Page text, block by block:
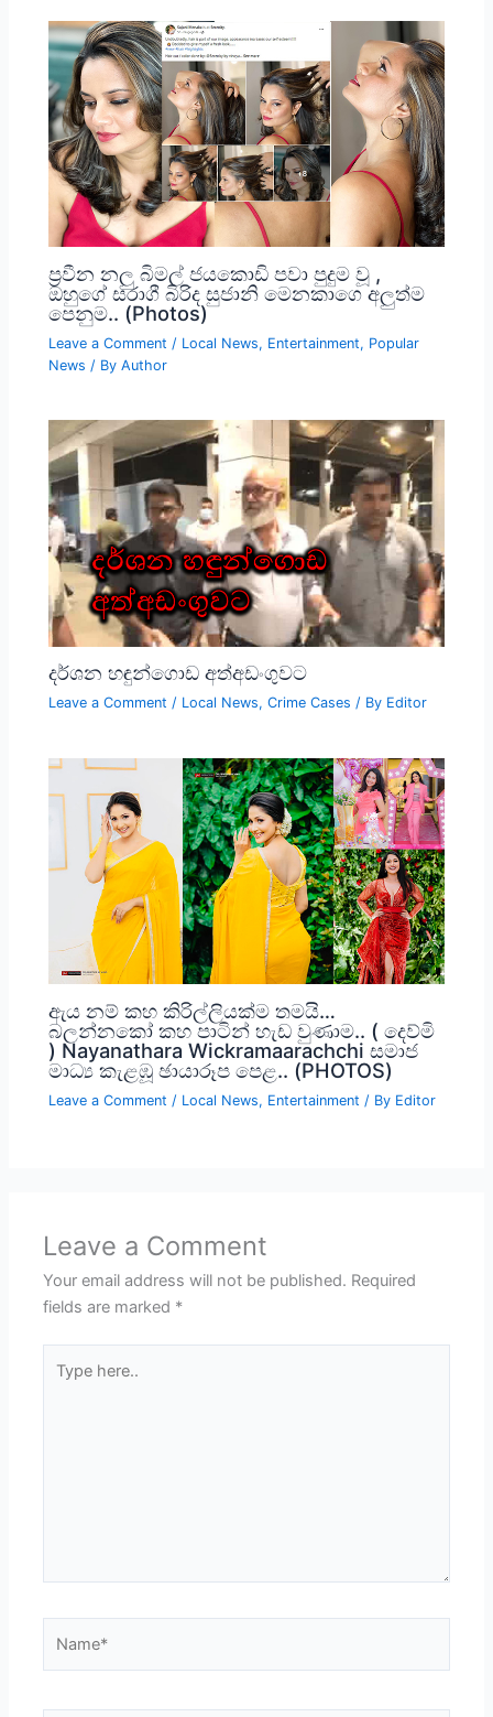
ප්‍රවීන නලු බිමල් ජයකොඩි පවා පුදුම වූ ,
ඔහුගේ සරාගී බිරිද සුජානි මෙනකාගෙ අලුත්ම
පෙනුම.. (Photos)
Leave a Comment / Local News, Entertainment, Popular
News / ByAuthor
දර්ශන හඳුන්ගොඩ අත්අඩංගුවට
Leave a Comment / Local News,Crime Cases / By Editor
ඇය නම් කහ කිරිල්ලියක්ම තමයි…
බලන්නකෝ කහ පාටින් හැඩ වුණාම.. ( දෙව්මි
) Nayanathara Wickramaarachchi සමාජ
මාධ්‍ය කැළඹූ ඡායාරූප පෙළ.. (PHOTOS)
Leave a Comment / Local News, Entertainment / By Editor
Leave a Comment
Your email address will not be published. Required
fields are marked *
here..